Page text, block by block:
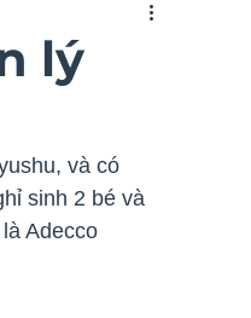
lý
và có
sinh 2 bé và
Adecco